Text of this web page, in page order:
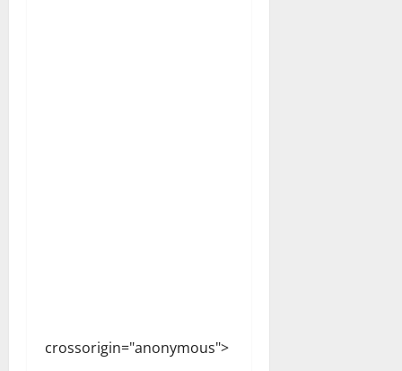
crossorigin="anonymous">